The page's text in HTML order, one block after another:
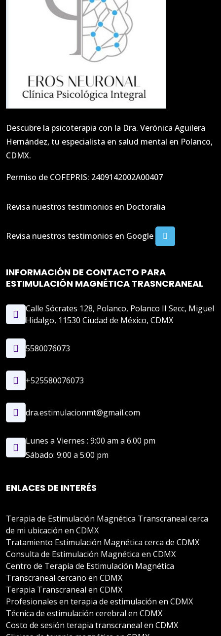
Descubre la psicoterapia con la Dra. Verónica Aguilera
Hernández, tu especialista en salud mental en Polanco,
CDMX.
Permiso de COFEPRIS: 2409142002A00407
Revisa nuestros testimonios en Doctoralia
Revisa nuestros testimonios en Google
INFORMACIÓN DE CONTACTO PARA
ESTIMULACIÓN MAGNÉTICA TRASNCRANEAL
Calle Sócrates 128, Polanco, Polanco II Secc, Miguel
Hidalgo, 11530 Ciudad de México, CDMX
5580076073
+525580076073
dra.estimulacionmt@gmail.com
Lunes a Viernes : 9:00 am a 6:00 pm
Sábado: 9:00 a 5:00 pm
ENLACES DE INTERÉS
Terapia de Estimulación Magnética Transcraneal cerca
de mi ubicación en CDMX
Tratamiento Estimulación Magnética cerca de CDMX
Consulta de Estimulación Magnética en CDMX
Centro de Terapia de Estimulación Magnética
Transcraneal cercano en CDMX
Terapia Transcraneal en CDMX
Profesionales en terapia de estimulación en CDMX
Técnica de estimulación cerebral en CDMX
Costo de sesión terapia transcraneal en CDMX